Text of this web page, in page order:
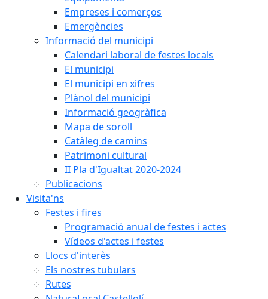
Empreses i comerços
Emergències
Informació del municipi
Calendari laboral de festes locals
El municipi
El municipi en xifres
Plànol del municipi
Informació geogràfica
Mapa de soroll
Catàleg de camins
Patrimoni cultural
II Pla d'Igualtat 2020-2024
Publicacions
Visita'ns
Festes i fires
Programació anual de festes i actes
Vídeos d'actes i festes
Llocs d'interès
Els nostres tubulars
Rutes